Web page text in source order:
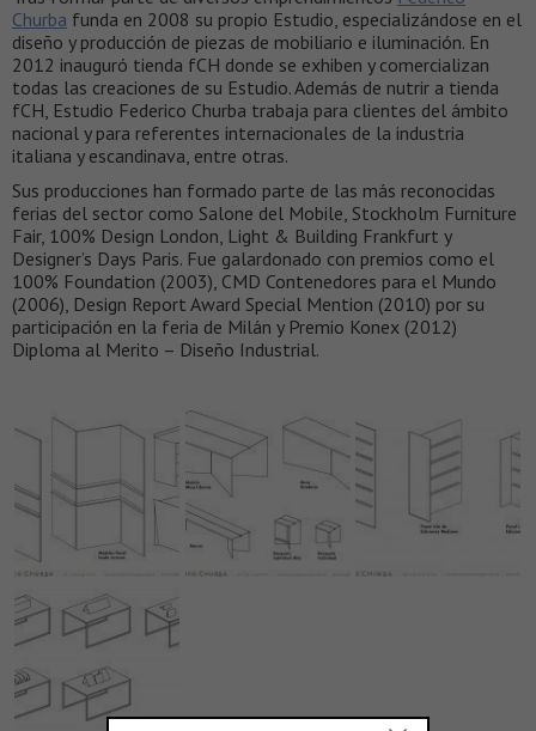
Churba funda en 2008 su propio Estudio, especializándose en el
diseño y producción de piezas de mobiliario e iluminación. En
2012 inauguró tienda fCH donde se exhiben y comercializan
todas las creaciones de su Estudio. Además de nutrir a tienda
fCH, Estudio Federico Churba trabaja para clientes del ámbito
nacional y para referentes internacionales de la industria
italiana y escandinava, entre otras.
Sus producciones han formado parte de las más reconocidas
ferias del sector como Salone del Mobile, Stockholm Furniture
Fair, 100% Design London, Light & Building Frankfurt y
Designer’s Days Paris. Fue galardonado con premios como el
100% Foundation (2003), CMD Contenedores para el Mundo
(2006), Design Report Award Special Mention (2010) por su
participación en la feria de Milán y Premio Konex (2012)
Diploma al Merito – Diseño Industrial.